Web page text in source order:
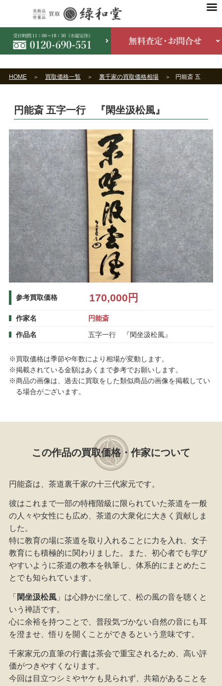
HOME 買取価格一覧 裏千家の買取価格相場 円能斎 五字一行 『閑坐汲松風』
円能斎 五字一行 『閑坐汲松風』
参考買取価格 170,000円
作家名 円能斎
作品名 五字一行 『閑坐汲松風』
※買取価格は季節や年数により相場が変動します。
※掲載されている金額はあくまで参考でお願いします。
※商品の画像は、過去に買取をした類似商品の画像を掲載してい
る場合がございます。
この作品の買取価格・作家について
円能斎は、茶道裏千家の十三代家元です。
彼はこれまで一部の特権階級に限られていた茶道を一般
の人々や女性にも広め、茶道の大衆化に大きく貢献しま
した。
特に教育の場に茶道を取り入れることに力を入れ、女子
教育にも積極的に関わりました。また、初心者でも学び
やすいように茶道の教本を執筆し、体系的にまとめたこ
とでも知られています。
「 閑坐汲松風」は心静かに坐して、松の風の音を聴くと
いう禅語です。
心に余裕を持つことで、普段気づかない自然の音にも耳
を澄ませ、悟りを開くことができるという意味です。
千家家元の直筆の行書は茶会で重宝されるため、高い評
価がつきやすくなります。
今回は目立つシミやヤケも見られず、共箱があることを